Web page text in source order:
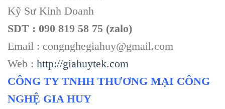
Kỹ Sư Kinh Doanh
SDT : 090 819 58 75 (zalo)
Email : congnghegiahuy@gmail.com
Web : http://giahuytek.com
CÔNG TY TNHH THƯƠNG MẠI CÔNG
NGHỆ GIA HUY